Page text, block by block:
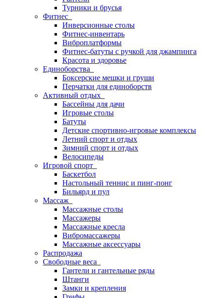
Турники и брусья
Фитнес
Инверсионные столы
Фитнес-инвентарь
Виброплатформы
Фитнес-батуты с ручкой для джампинга
Красота и здоровье
Единоборства
Боксерские мешки и груши
Перчатки для единоборств
Активный отдых
Бассейны для дачи
Игровые столы
Батуты
Детские спортивно-игровые комплексы
Летний спорт и отдых
Зимний спорт и отдых
Велосипеды
Игровой спорт
Баскетбол
Настольный теннис и пинг-понг
Бильярд и пул
Массаж
Массажные столы
Массажеры
Массажные кресла
Вибромассажеры
Массажные аксессуары
Распродажа
Свободные веса
Гантели и гантельные ряды
Штанги
Замки и крепления